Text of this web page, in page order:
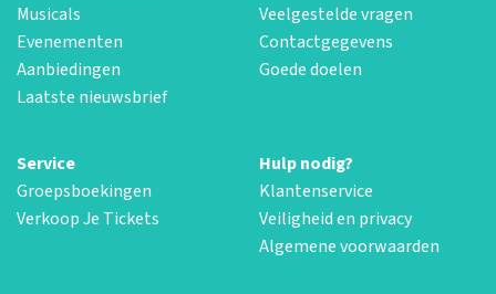
Musicals
Evenementen
Aanbiedingen
Laatste nieuwsbrief
Veelgestelde vragen
Contactgegevens
Goede doelen
Service
Groepsboekingen
Verkoop Je Tickets
Hulp nodig?
Klantenservice
Veiligheid en privacy
Algemene voorwaarden